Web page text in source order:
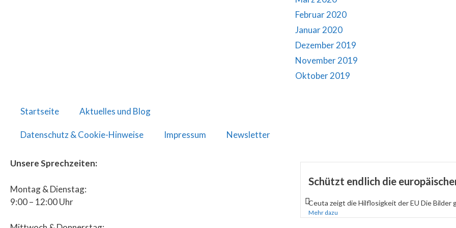
Februar 2020
Januar 2020
Dezember 2019
November 2019
Oktober 2019
Startseite Aktuelles und Blog
Datenschutz & Cookie-Hinweise Impressum Newsletter
Unsere Sprechzeiten:
Montag & Dienstag:
9:00 – 12:00 Uhr
Schützt endlich die
Ceuta zeigt die Hilflosigkeit der EU Die Bilder
Mehr dazu